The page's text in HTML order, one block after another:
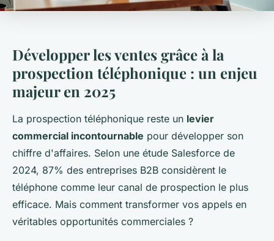
Développer les ventes grâce à la
prospection téléphonique : un enjeu
majeur en 2025
La prospection téléphonique reste un levier
commercial incontournable pour développer son
chiffre d'affaires. Selon une étude Salesforce de
2024, 87% des entreprises B2B considèrent le
téléphone comme leur canal de prospection le plus
efficace. Mais comment transformer vos appels en
véritables opportunités commerciales ?